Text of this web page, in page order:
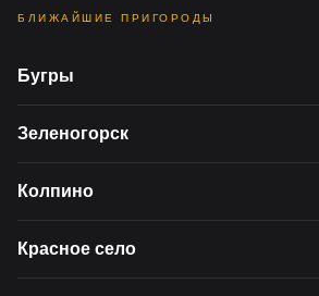
БЛИЖАЙШИЕ ПРИГОРОДЫ
Бугры
Зеленогорск
Колпино
Красное село